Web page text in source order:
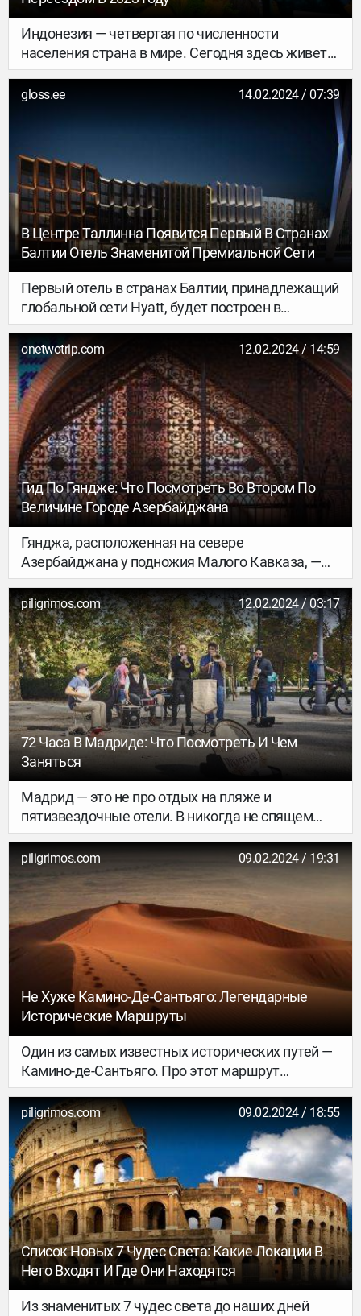
Индонезия — четвертая по численности
населения страна в мире. Сегодня здесь живет
почти 270 млн человек. Это государство состоит
из 18 000 островов, а Бали — один из них.
притяжения туристов, релокантов и цифровых
кочевников благодаря приятному климату,
океану, красивой природе, богатой культуре и
уникальному коммьюнити. Что нужно знать
перед переездом на остров? Читайте в большом
обзоре от команды LinDeal!
gloss.ee 14.02.2024 / 07:39
В Центре Таллинна Появится Первый В Странах
Балтии Отель Знаменитой Премиальной Сети
Первый отель в странах Балтии, принадлежащий
глобальной сети Hyatt, будет построен в
таллиннском районе Ванасадам. Новый отель
откроется по адресу Садама 4 в конце 2025 года.
Застройщики Estma HPT, Nordox и Wingmacht
Arendus и строительная компания Merko уже
заложили краеугольный камень нового здания.
onetwotrip.com 12.02.2024 / 14:59
Гид По Гяндже: Что Посмотреть Во Втором По
Величине Городе Азербайджана
Гянджа, расположенная на севере
Азербайджана у подножия Малого Кавказа, —
один из самых древних городов в стране и
Закавказье. В отличие от ультрасовременного
Баку, сюда приезжают почувствовать
национальный дух Республики и посмотреть на
сохранившиеся архитектурные ансамбли. Гуляя
по городу, увидите старинные мечети, мавзолеи
и хаммамы, которые соседствуют с
архитектурой социалистического классицизма.
В то же время старинная Гянджа может
похвастаться современными парками отдыха и
пешеходными променадами, театрами и
прекрасными ресторанами. Рассказываем, что
посмотреть, куда сходить и какие блюда
попробовать в этом уютном городе.
piligrimos.com 12.02.2024 / 03:17
72 Часа В Мадриде: Что Посмотреть И Чем
Заняться
Мадрид — это не про отдых на пляже и
пятизвездочные отели. В никогда не спящем
городе жизнь бурлит по полной: коллекция
величайшего искусства, громкие тусовки и
вкуснейшая еда. Три дня хватит, чтобы
составить первое впечатление и влиться в ритм.
Предлагаю свои 10 идей для ваших 72-х часов в
испанской столице.
piligrimos.com 09.02.2024 / 19:31
Не Хуже Камино-Де-Сантьяго: Легендарные
Исторические Маршруты
Один из самых известных исторических путей —
Камино-де-Сантьяго. Про этот маршрут
слышали и читали многие. Но вот помимо него,
есть и другие легендарные тропы, на которые
стоит обратить внимание. Сотни, тысячи и даже
миллионы лет назад по дорогам этих маршрутов
проходили паломники, армии, проповедники,
воры и искатели приключений. Мы собрали
список, куда определенно стоит отправиться.
piligrimos.com 09.02.2024 / 18:55
Список Новых 7 Чудес Света: Какие Локации В
Него Входят И Где Они Находятся
Из знаменитых 7 чудес света до наших дней